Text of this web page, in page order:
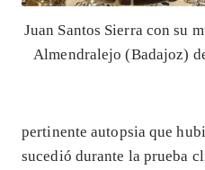
Juan Santos Sierra con su
Almendralejo (Badajoz)
pertinente autopsia que
sucedió durante la prueba